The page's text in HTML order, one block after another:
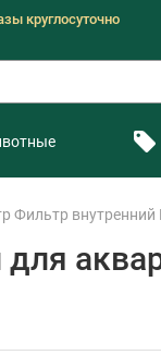
круглосуточно
Фильтр внутренний
для